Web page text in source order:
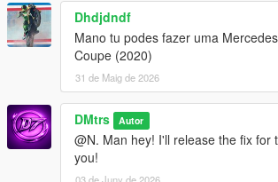
Dhdjdndf
Mano tu podes fazer uma
Coupe (2020)
31 de Maig de 2026
DMtrs Autor
@N. Man hey! I'll release the fix for
you!
03 de Juny de 2026